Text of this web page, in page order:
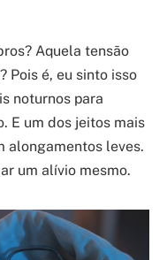
Aquela tensão
Pois é, eu sinto isso
noturnos para
E um dos jeitos mais
alongamentos leves.
um alívio mesmo.